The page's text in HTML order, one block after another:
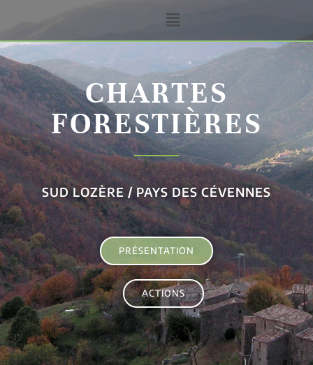
CHARTES
FORESTIÈRES
SUD LOZÈRE / PAYS DES CÉVENNES
PRÉSENTATION
ACTIONS